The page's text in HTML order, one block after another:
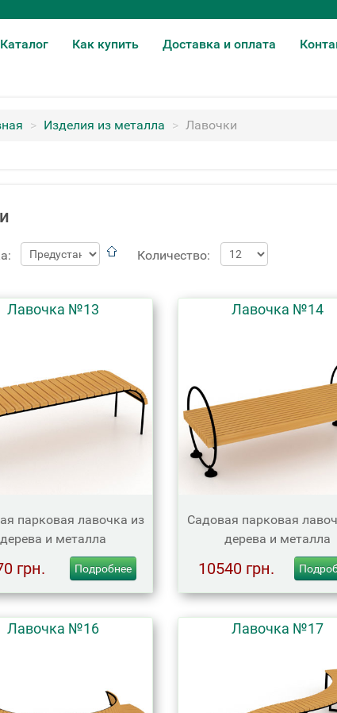
Каталог Как купить Доставка и оплата
> Изделия из металла > Лавочки
Количество:
Лавочка №13
парковая лавочка из
дерева и металла
грн. Подробнее
Лавочка №14
Садовая парковая
дерева и металла
10540 грн.
Лавочка №16 Лавочка №17